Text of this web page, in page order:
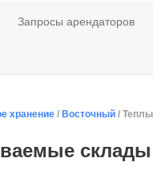
Запросы арендаторов
хранение / Восточный /